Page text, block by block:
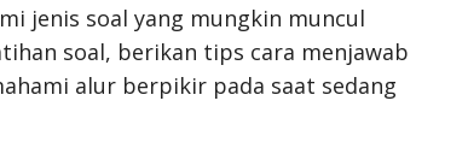
jenis soal yang mungkin muncul
soal, berikan tips cara menjawab
alur berpikir pada saat sedang